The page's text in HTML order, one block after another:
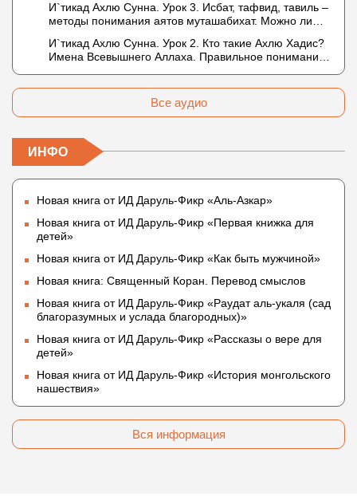
не пришло в Коране и Сунне? Концепция ибн
Таймийи
И`тикад Ахлю Сунна. Урок 3. Исбат, тафвид, тавиль –
методы понимания аятов муташабихат. Можно ли
Что означает утверждение сифата «биля кейфа»
(без образа)?
И`тикад Ахлю Сунна. Урок 2. Кто такие Ахлю Хадис?
Имена Всевышнего Аллаха. Правильное понимание
Все аудио
ИНФО
Новая книга от ИД Даруль-Фикр «Аль-Азкар»
Новая книга от ИД Даруль-Фикр «Первая книжка для
детей»
Новая книга от ИД Даруль-Фикр «Как быть мужчиной»
Новая книга: Священный Коран. Перевод смыслов
Новая книга от ИД Даруль-Фикр «Раудат аль-укаля (cад
благоразумных и услада благородных)»
Новая книга от ИД Даруль-Фикр «Рассказы о вере для
детей»
Новая книга от ИД Даруль-Фикр «История монгольского
нашествия»
Вся информация